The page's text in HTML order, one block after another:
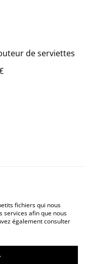
de serviettes
de cookies
fichiers qui nous
services afin que nous
également consulter